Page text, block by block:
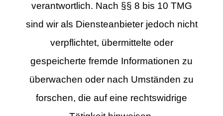
verantwortlich. Nach §§ 8 bis 10 TMG
sind wir als Diensteanbieter jedoch nicht
verpflichtet, übermittelte oder
gespeicherte fremde Informationen zu
überwachen oder nach Umständen zu
forschen, die auf eine rechtswidrige